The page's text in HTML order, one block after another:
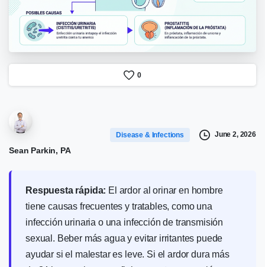
0
Sean Parkin, PA
Disease & Infections June 2, 2026
Respuesta rápida: El ardor al orinar en hombre
tiene causas frecuentes y tratables, como una
infección urinaria o una infección de transmisión
sexual. Beber más agua y evitar irritantes puede
ayudar si el malestar es leve. Si el ardor dura más